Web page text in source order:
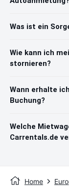
Was ist ein
Wie kann ich
stornieren?
Wann erhalte
Buchung?
Welche
Carrentals.de
Home